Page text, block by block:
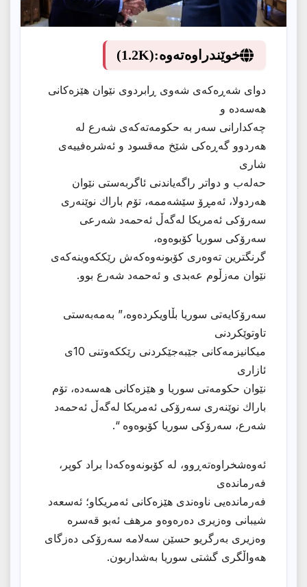
خوێندراوەتەوە:(1.2K)
دوای شەڕەکەی شەوی ڕابردوی نێوان هێزەکانی
هەسەدە و
چەکدارانی سەر بە حکومەتەکەی شەرع لە
هەردوو گەڕەکی شێخ مەقسود و ئەشرەفییەی
شاری
حەلەب و دواتر راگەیاندنی ئاگربەستی نێوان
هەردولا، ئەمڕۆ سێشەممە، تۆم باراك نوێنەری
سەرۆكی ئەمریكا لەگەڵ ئەحمەد شەرعی
سەرۆكی سوریا كۆبوەوە،
گرنگترین تەوەری کۆبونەوەکەش رێککەوینەکەی
نێوان مەزڵوم عەبدی و ئەحمەد شەرع بوو.
سەرۆکایەتی سوریا بڵاویکردەوە،” بەمەبەستی
تاوتوێکردنی
میكانیزمەكانی جێبەجێكردنی رێككەوتنی 10ی
ئازاری
نێوان حكومەتی سوریا و هێزەکانی هەسەدە، تۆم
باراك نوێنەری سەرۆكی ئەمریكا لەگەڵ ئەحمەد
شەرع، سەرۆكی سوریا كۆبوەوە “.
ئەوەشخراوەتەڕوو، لە کۆبونەوەکەدا براد كوپر،
فەرماندەی
فەرماندەیی ناوەندی هێزەكانی ئەمریكاو؛ ئەسعەد
شیبانی وەزیری دەرەوەو مرهف ئەبو قەسرە
وەزیری بەرگریو حسێن سەلامە سەرۆكی دەزگای
هەواڵگری گشتی سوریا بەشداربون.